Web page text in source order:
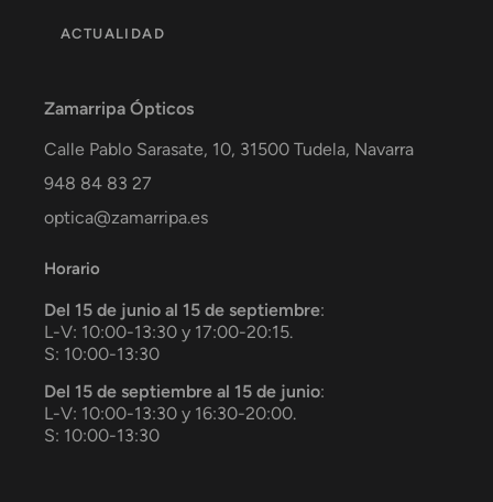
ACTUALIDAD
Zamarripa Ópticos
Calle Pablo Sarasate, 10, 31500 Tudela, Navarra
948 84 83 27
optica@zamarripa.es
Horario
Del 15 de junio al 15 de septiembre:
L-V: 10:00-13:30 y 17:00-20:15.
S: 10:00-13:30
Del 15 de septiembre al 15 de junio:
L-V: 10:00-13:30 y 16:30-20:00.
S: 10:00-13:30